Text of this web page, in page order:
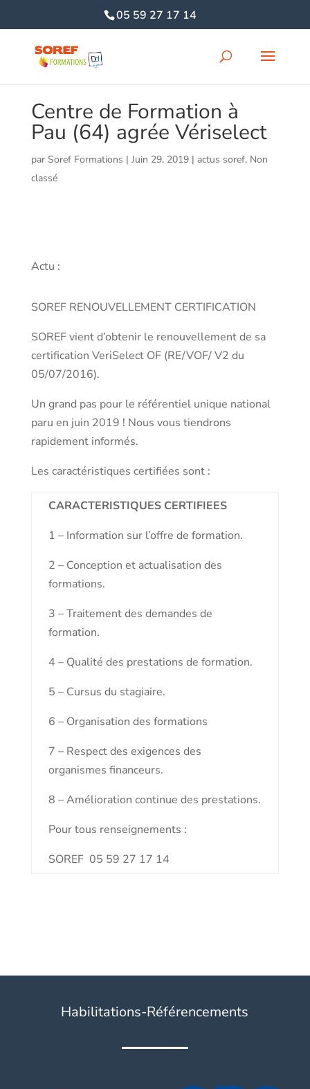
05 59 27 17 14
Centre de Formation à
Pau (64) agrée Vériselect
par Soref Formations | Juin 29, 2019| actus soref, Non
classé
Actu :
SOREF RENOUVELLEMENT CERTIFICATION
SOREF vient d’obtenir le renouvellement de sa
certification VeriSelect OF (RE/VOF/ V2 du
05/07/2016).
Un grand pas pour le référentiel unique national
paru en juin 2019 ! Nous vous tiendrons
rapidement informés.
Les caractéristiques certifiées sont :
CARACTERISTIQUES CERTIFIEES
1 – Information sur l’offre de formation.
2 – Conception et actualisation des
formations.
3 – Traitement des demandes de
formation.
4 – Qualité des prestations de formation.
5 – Cursus du stagiaire.
6 – Organisation des formations
7 – Respect des exigences des
organismes financeurs.
8 – Amélioration continue des prestations.
Pour tous renseignements :
SOREF 05 59 27 17 14
Habilitations-Référencements